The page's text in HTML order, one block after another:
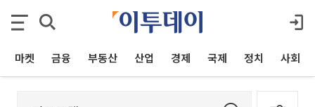
마켓 금융 부동산 산업 경제 국제 정치 사회